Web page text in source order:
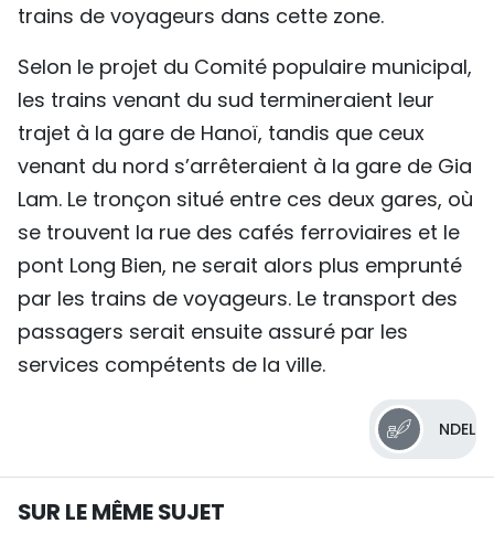
trains de voyageurs dans cette zone.
Selon le projet du Comité populaire municipal,
les trains venant du sud termineraient leur
trajet à la gare de Hanoï, tandis que ceux
venant du nord s’arrêteraient à la gare de Gia
Lam. Le tronçon situé entre ces deux gares, où
se trouvent la rue des cafés ferroviaires et le
pont Long Bien, ne serait alors plus emprunté
par les trains de voyageurs. Le transport des
passagers serait ensuite assuré par les
services compétents de la ville.
NDEL
SUR LE MÊME SUJET